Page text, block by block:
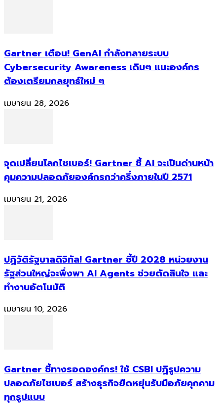
Gartner เตือน! GenAI กำลังทลายระบบ
Cybersecurity Awareness เดิมๆ แนะองค์กร
ต้องเตรียมกลยุทธ์ใหม่ ๆ
เมษายน 28, 2026
จุดเปลี่ยนโลกไซเบอร์! Gartner ชี้ AI จะเป็นด่านหน้า
คุมความปลอดภัยองค์กรกว่าครึ่งภายในปี 2571
เมษายน 21, 2026
ปฏิวัติรัฐบาลดิจิทัล! Gartner ชี้ปี 2028 หน่วยงาน
รัฐส่วนใหญ่จะพึ่งพา AI Agents ช่วยตัดสินใจ และ
ทำงานอัตโนมัติ
เมษายน 10, 2026
Gartner ชี้ทางรอดองค์กร! ใช้ CSBI ปฏิรูปความ
ปลอดภัยไซเบอร์ สร้างธุรกิจยืดหยุ่นรับมือภัยคุกคาม
ทุกรูปแบบ